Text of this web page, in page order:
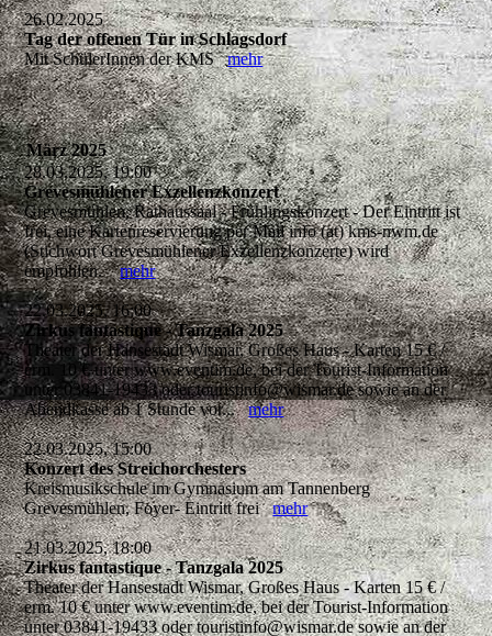
26.02.2025
Tag der offenen Tür in Schlagsdorf
Mit SchülerInnen der KMSmehr
März 2025
28.03.2025, 19:00
Grevesmühlener Exzellenzkonzert
Grevesmühlen, Rathaussaal - Frühlingskonzert - Der Eintritt ist
frei, eine Kartenreservierung per Mail info (at) kms-nwm.de
(Stichwort Grevesmühlener Exzellenzkonzerte) wird
empfohlen.mehr
22.03.2025, 16:00
Zirkus fantastique - Tanzgala 2025
Theater der Hansestadt Wismar, Großes Haus - Karten 15 € /
erm. 10 € unter www.eventim.de, bei der Tourist-Information
unter 03841-19433 oder touristinfo@wismar.de sowie an der
Abendkasse ab 1 Stunde vor...mehr
22.03.2025, 15:00
Konzert des Streichorchesters
Kreismusikschule im Gymnasium am Tannenberg
Grevesmühlen, Foyer- Eintritt freimehr
21.03.2025, 18:00
Zirkus fantastique - Tanzgala 2025
Theater der Hansestadt Wismar, Großes Haus - Karten 15 € /
erm. 10 € unter www.eventim.de, bei der Tourist-Information
unter 03841-19433 oder touristinfo@wismar.de sowie an der